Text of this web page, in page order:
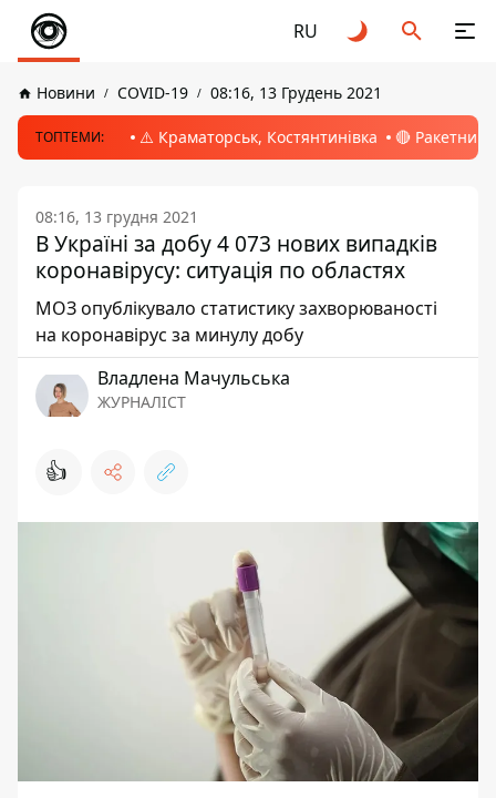
RU
Новини COVID-19 08:16, 13 Грудень 2021
ТОПТЕМИ: ⚠️ Краматорськ, Костянтинівка 🔴 Ракетний
08:16, 13 грудня 2021
В Україні за добу 4 073 нових випадків
коронавірусу: ситуація по областях
МОЗ опублікувало статистику захворюваності
на коронавірус за минулу добу
Владлена Мачульська
ЖУРНАЛІСТ
👍